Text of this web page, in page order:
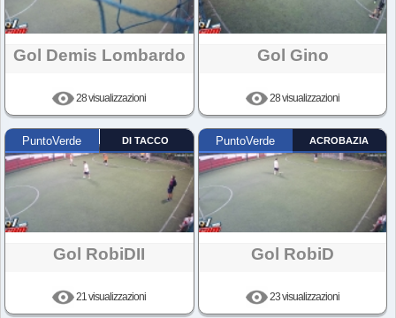
Gol Demis Lombardo
28 visualizzazioni
Gol Gino
28 visualizzazioni
PuntoVerde DI TACCO
Gol RobiDII
21 visualizzazioni
PuntoVerde ACROBAZIA
Gol RobiD
23 visualizzazioni